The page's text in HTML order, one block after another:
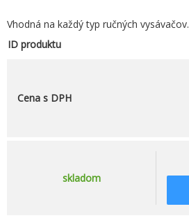
Vhodná na každý typ ručných vysávačov.
ID produktu
Cena s DPH
skladom